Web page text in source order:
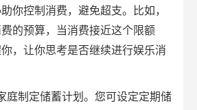
你控制消费，避免超支。比如，
的预算，当消费接近这个限额
，让你思考是否继续进行娱乐消
庭制定储蓄计划。您可设定定期储